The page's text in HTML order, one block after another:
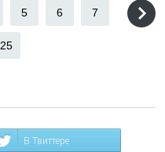
5 6 7
25
В Твиттере